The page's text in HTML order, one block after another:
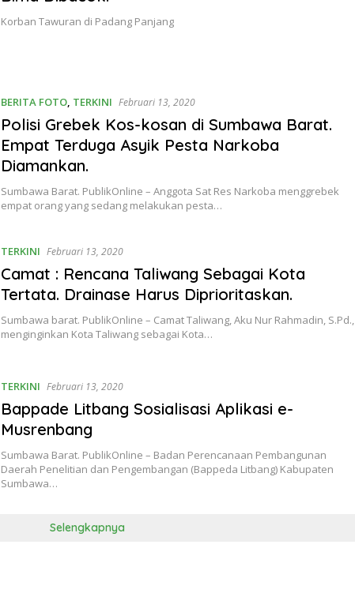
Korban Tawuran di Padang Panjang
BERITA FOTO, TERKINI Februari 13, 2020
Polisi Grebek Kos-kosan di Sumbawa Barat.
Empat Terduga Asyik Pesta Narkoba
Diamankan.
Sumbawa Barat. PublikOnline – Anggota Sat Res Narkoba menggrebek
empat orang yang sedang melakukan pesta…
TERKINI Februari 13, 2020
Camat : Rencana Taliwang Sebagai Kota
Tertata. Drainase Harus Diprioritaskan.
Sumbawa barat. PublikOnline – Camat Taliwang, Aku Nur Rahmadin, S.Pd.,
menginginkan Kota Taliwang sebagai Kota…
TERKINI Februari 13, 2020
Bappade Litbang Sosialisasi Aplikasi e-
Musrenbang
Sumbawa Barat. PublikOnline – Badan Perencanaan Pembangunan
Daerah Penelitian dan Pengembangan (Bappeda Litbang) Kabupaten
Sumbawa…
Selengkapnya